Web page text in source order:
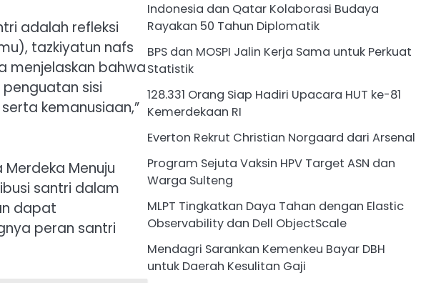
adalah refleksi
tazkiyatun nafs
menjelaskan bahwa
sisi
kemanusiaan,”
Merdeka Menuju
santri dalam
dapat
peran santri
Indonesia dan Qatar Kolaborasi Budaya
Rayakan 50 Tahun Diplomatik
BPS dan MOSPI Jalin Kerja Sama untuk Perkuat
Statistik
128.331 Orang Siap Hadiri Upacara HUT ke-81
Kemerdekaan RI
Everton Rekrut Christian Norgaard dari Arsenal
Program Sejuta Vaksin HPV Target ASN dan
Warga Sulteng
MLPT Tingkatkan Daya Tahan dengan Elastic
Observability dan Dell ObjectScale
Mendagri Sarankan Kemenkeu Bayar DBH
untuk Daerah Kesulitan Gaji